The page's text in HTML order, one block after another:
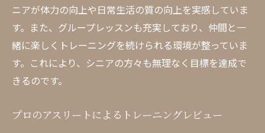
ニアが体力の向上や日常生活の質の向上を実感していま
す。また、グループレッスンも充実しており、仲間と一
緒に楽しくトレーニングを続けられる環境が整っていま
す。これにより、シニアの方々も無理なく目標を達成で
きるのです。
プロのアスリートによるトレーニングレビュー